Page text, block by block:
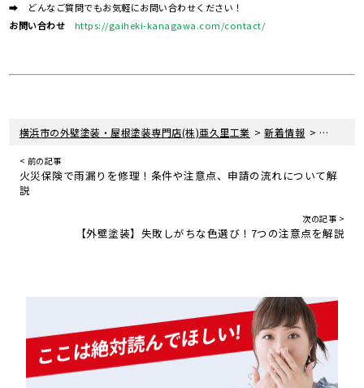
➡ どんなご質問でもお気軽にお問い合わせください！
お問い合わせ
https://gaiheki-kanagawa.com/contact/
横浜市の外壁塗装・屋根塗装専門店(株)亜久里工業 >新着情報 > 住宅リフ
< 前の記事
火災保険で雨漏りを修理！条件や注意点、申請の流れについて解
説
次の記事 >
【外壁塗装】失敗しがちな色選び！7つの注意点を解説